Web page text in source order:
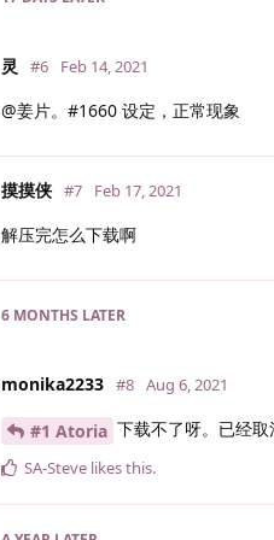
灵 #6 Feb 14, 2021
@姜片。#1660 设定，正常现象
摸摸侠 #7 Feb 17, 2021
解压完怎么下载啊
6 MONTHS LATER
monika2233 #8 Aug 6, 2021
#1 Atoria 下载不了呀。已经取
SA-Steve likes this.